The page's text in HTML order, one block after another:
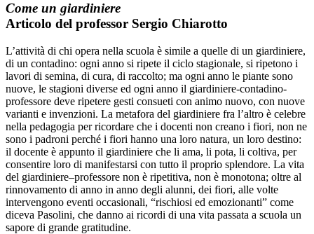
Come un giardiniere
Articolo del professor Sergio Chiarotto
L’attività di chi opera nella scuola è simile a quelle di un giardiniere,
di un contadino: ogni anno si ripete il ciclo stagionale, si ripetono i
lavori di semina, di cura, di raccolto; ma ogni anno le piante sono
nuove, le stagioni diverse ed ogni anno il giardiniere-contadino-
professore deve ripetere gesti consueti con animo nuovo, con nuove
varianti e invenzioni. La metafora del giardiniere fra l’altro è celebre
nella pedagogia per ricordare che i docenti non creano i fiori, non ne
sono i padroni perché i fiori hanno una loro natura, un loro destino:
il docente è appunto il giardiniere che li ama, li pota, li coltiva, per
consentire loro di manifestarsi con tutto il proprio splendore. La vita
del giardiniere–professore non è ripetitiva, non è monotona; oltre al
rinnovamento di anno in anno degli alunni, dei fiori, alle volte
intervengono eventi occasionali, “rischiosi ed emozionanti” come
diceva Pasolini, che danno ai ricordi di una vita passata a scuola un
sapore di grande gratitudine.